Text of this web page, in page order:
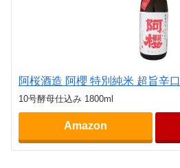
阿桜酒造 阿櫻 特別純米 超旨辛口
10号酵母仕込み 1800ml
Amazon